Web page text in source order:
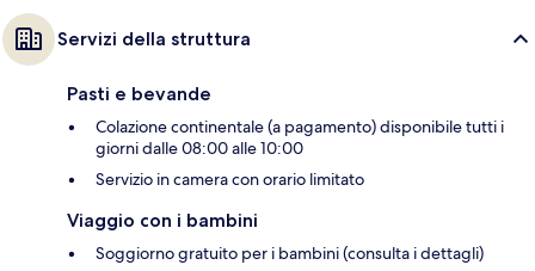
Servizi della struttura
Pasti e bevande
Colazione continentale (a pagamento) disponibile tutti i
giorni dalle 08:00 alle 10:00
Servizio in camera con orario limitato
Viaggio con i bambini
Soggiorno gratuito per i bambini (consulta i dettagli)